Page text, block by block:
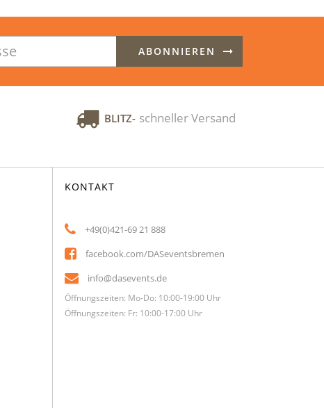
ABONNIEREN
BLITZ- schneller Versand
KONTAKT
+49(0)421-69 21 888
facebook.com/DASeventsbremen
info@dasevents.de
Öffnungszeiten: Mo-Do: 10:00-19:00 Uhr
Öffnungszeiten: Fr: 10:00-17:00 Uhr